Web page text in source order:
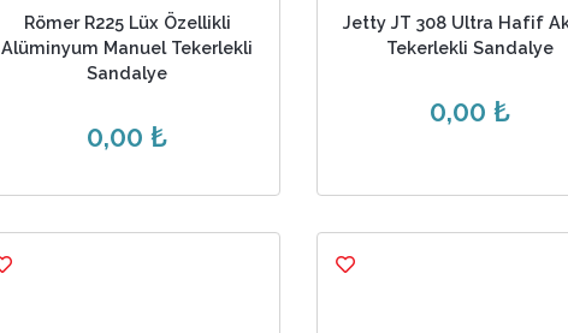
Römer R225 Lüx Özellikli
Alüminyum Manuel Tekerlekli
Sandalye
0,00 ₺
Jetty JT 308 Ultra Hafif
Tekerlekli Sandalye
0,00 ₺